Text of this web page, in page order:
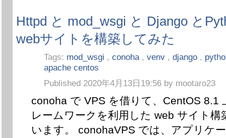
Httpd と mod_wsgi と Django と
webサイトを構築してみた
Tags: mod_wsgi , conoha , venv , django ,
apache centos
Published 2020年4月13日19:56 by mootaro23
conoha で VPS を借りて、CentOS 8.1
レームワークを利用した web サイト構
います。 conohaVPS では、アプリケ